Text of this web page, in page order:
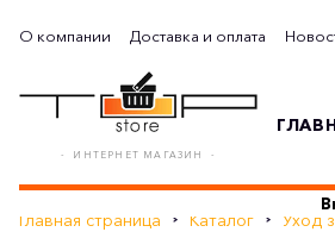
О компании Доставка и оплата
- ИНТЕРНЕТ МАГАЗИН -
Главная страница Каталог Уход